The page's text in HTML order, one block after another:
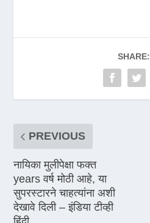
SHARE:
PREVIOUS
नायिका मुलीपेक्षा फक्त
years वर्ष मोठी आहे, या
सुपरस्टारने चाहत्यांना अशी
देखावे दिली – इंडिया टीव्ही